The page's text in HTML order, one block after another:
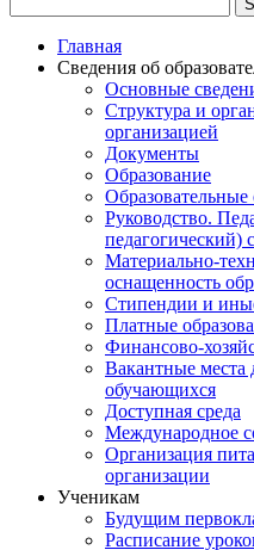
Главная
Сведения об
Основные
Структура и
организацией
Документы
Образование
Образовательные
Руководство.
педагогический)
Материально-
оснащенность
Стипендии и
Платные
Финансово-
Вакантные места
обучающихся
Доступная среда
Международное
Организация
организации
Ученикам
Будущим
Расписание